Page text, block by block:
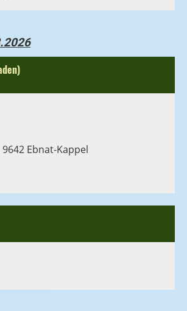
Ebnat-Kappel